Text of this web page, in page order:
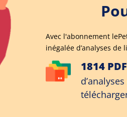
Avec l'abonnement
inégalée d’analyses de
1814 PDF